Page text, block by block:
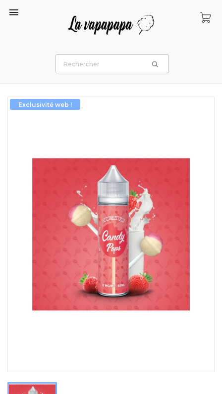

Exclusivité web !